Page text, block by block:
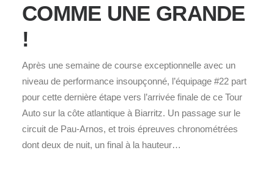
COMME UNE GRANDE
!
Après une semaine de course exceptionnelle avec un
niveau de performance insoupçonné, l’équipage #22 part
pour cette dernière étape vers l’arrivée finale de ce Tour
Auto sur la côte atlantique à Biarritz. Un passage sur le
circuit de Pau-Arnos, et trois épreuves chronométrées
dont deux de nuit, un final à la hauteur…